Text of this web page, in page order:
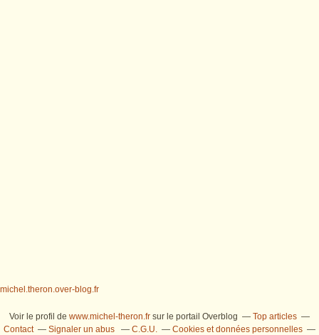
michel.theron.over-blog.fr
Voir le profil de www.michel-theron.fr sur le portail Overblog
Top articles
Contact
Signaler un abus C.G.U.
Cookies et données personnelles